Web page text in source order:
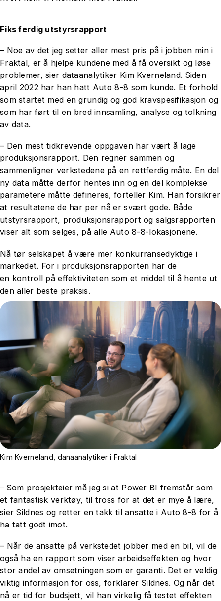
Kim Kverneland, danaanalytiker i Fraktal
Fiks ferdig utstyrsrapport
– Noe av det jeg setter aller mest pris på i jobben min i
Fraktal, er å hjelpe kundene med å få oversikt og løse
problemer, sier dataanalytiker Kim Kverneland. Siden
april 2022 har han hatt Auto 8-8 som kunde. Et forhold
som startet med en grundig og god kravspesifikasjon og
som har ført til en bred innsamling, analyse og tolkning
av data.
– Den mest tidkrevende oppgaven har vært å lage
produksjonsrapport. Den regner sammen og
sammenligner verkstedene på en rettferdig måte. En del
ny data måtte derfor hentes inn og en del komplekse
parametere måtte defineres, forteller Kim. Han forsikrer
at resultatene de har per nå er svært gode. Både
utstyrsrapport, produksjonsrapport og salgsrapporten
viser alt som selges, på alle Auto 8-8-lokasjonene.
Nå tør selskapet å være mer konkurransedyktige i
markedet. For i produksjonsrapporten har de
en kontroll på effektiviteten som et middel til å hente ut
den aller beste praksis.
– Som prosjekteier må jeg si at Power BI fremstår som
et fantastisk verktøy, til tross for at det er mye å lære,
sier Sildnes og retter en takk til ansatte i Auto 8-8 for å
ha tatt godt imot.
– Når de ansatte på verkstedet jobber med en bil, vil de
også ha en rapport som viser arbeidseffekten og hvor
stor andel av omsetningen som er garanti. Det er veldig
viktig informasjon for oss, forklarer Sildnes. Og når det
nå er tid for budsjett, vil han virkelig få testet effekten